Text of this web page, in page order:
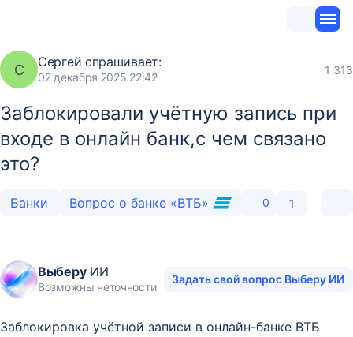
С Сергей спрашивает:
02 декабря 2025 22:42
1 313
Заблокировали учётную запись при
входе в онлайн банк,с чем связано
это?
Банки Вопрос о банке «ВТБ» 0 1
ВыберуИИ
Возможны неточности
Задать свой вопрос Выберу ИИ
Заблокировка учётной записи в онлайн-банке ВТБ